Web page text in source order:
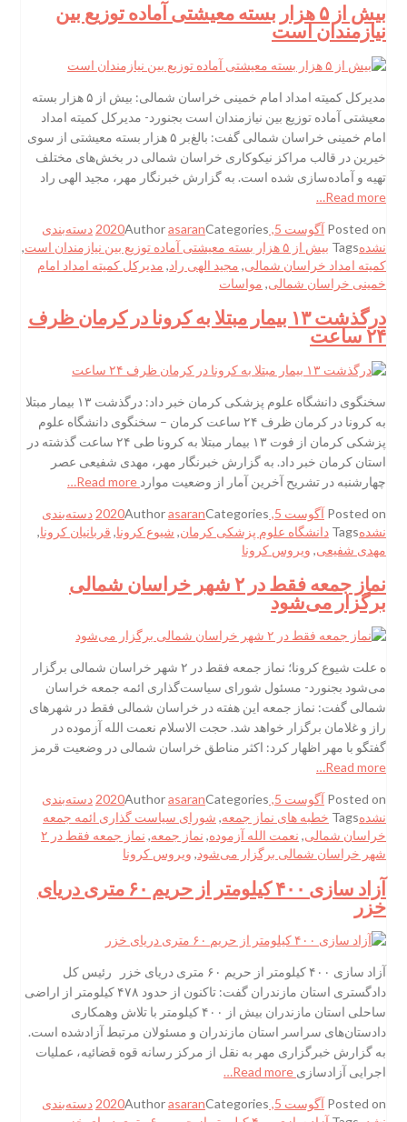
بیش از ۵ هزار بسته معیشتی آماده توزیع بین
نیازمندان است
مدیرکل کمیته امداد امام خمینی خراسان شمالی: بیش از ۵ هزار بسته
معیشتی آماده توزیع بین نیازمندان است بجنورد- مدیرکل کمیته امداد
امام خمینی خراسان شمالی گفت: بالغ‌بر ۵ هزار بسته معیشتی از سوی
خیرین در قالب مراکز نیکوکاری خراسان شمالی در بخش‌های مختلف
تهیه و آماده‌سازی شده است. به گزارش خبرنگار مهر، مجید الهی راد
Read more…
Posted on آگوست 5, 2020 AuthorasaranCategories
دسته‌بندی
نشدهTags بیش از ۵ هزار بسته معیشتی آماده توزیع بین نیازمندان است
,
کمیته امداد خراسان شمالی, مجید الهی راد, مدیرکل کمیته امداد امام
خمینی خراسان شمالی, مواسات
درگذشت ۱۳ بیمار مبتلا به کرونا در کرمان ظرف
۲۴ ساعت
سخنگوی دانشگاه علوم پزشکی کرمان خبر داد: درگذشت ۱۳ بیمار مبتلا
به کرونا در کرمان ظرف ۲۴ ساعت کرمان – سخنگوی دانشگاه علوم
پزشکی کرمان از فوت ۱۳ بیمار مبتلا به کرونا طی ۲۴ ساعت گذشته در
استان کرمان خبر داد. به گزارش خبرنگار مهر، مهدی شفیعی عصر
چهارشنبه در تشریح آخرین آمار از وضعیت موارد
Posted on آگوست 5, 2020 AuthorasaranCategories
دسته‌بندی
نشدهTags دانشگاه علوم پزشکی کرمان, شیوع کرونا, قربانیان کرونا,
مهدی شفیعی, ویروس کرونا
نماز جمعه فقط در ۲ شهر خراسان شمالی
برگزار می‌شود
ه علت شیوع کرونا؛ نماز جمعه فقط در ۲ شهر خراسان شمالی برگزار
می‌شود بجنورد- مسئول شورای سیاست‌گذاری ائمه جمعه خراسان
شمالی گفت: نماز جمعه این هفته در خراسان شمالی فقط در شهرهای
راز و غلامان برگزار خواهد شد. حجت الاسلام نعمت الله آزموده در
گفتگو با مهر اظهار کرد: اکثر مناطق خراسان شمالی در وضعیت قرمز
Read more…
Posted on آگوست 5, 2020 AuthorasaranCategories
دسته‌بندی
نشدهTags خطبه های نماز جمعه, شورای سیاست گذاری ائمه جمعه
خراسان شمالی, نعمت الله آزموده, نماز جمعه,
نماز جمعه فقط در ۲
شهر خراسان شمالی برگزار می‌شود, ویروس کرونا
آزاد سازی ۴۰۰ کیلومتر از حریم ۶۰ متری دریای
خزر
آزاد سازی ۴۰۰ کیلومتر از حریم ۶۰ متری دریای خزر رئیس کل
دادگستری استان مازندران گفت: تاکنون از حدود ۴۷۸ کیلومتر از اراضی
ساحلی استان مازندران بیش از ۴۰۰ کیلومتر با تلاش وهمکاری
دادستان‌های سراسر استان مازندران و مسئولان مرتبط آزادشده است.
به گزارش خبرگزاری مهر به نقل از مرکز رسانه قوه قضائیه، عملیات
اجرایی آزادسازی
Posted on آگوست 5, 2020 AuthorasaranCategories
دسته‌بندی